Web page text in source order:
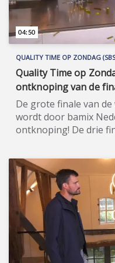
QUALITY TIME OP ZONDAG
Quality Time op
ontknoping van de
De grote finale van
wordt door bamix
ontknoping! De drie
Zondag is een nieuw,
programma, waarin
aan welzijns- en
passeert. Denk
beauty, gezin,
van dit veelzijdige
is onder meer in
oud-Utopianen Beau
Cemal Hazebroek.
04:50